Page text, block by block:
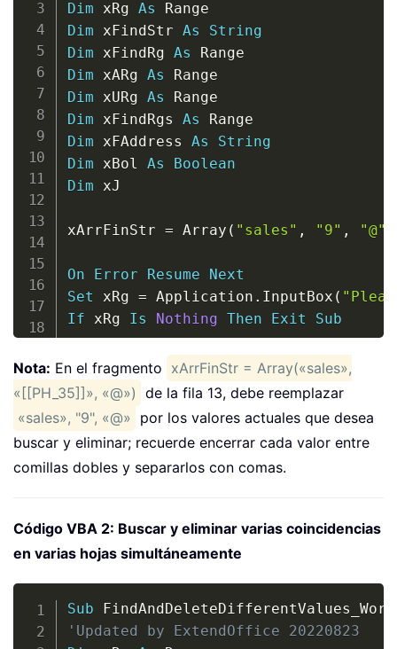
Dim xRg As
Dim xFindStr As
String
Dim xFindRg As
Dim xARg As
Dim xURg As
Dim xFindRgs As
Dim xFAddress As
String
Dim xBol As
Boolean
Dim xJ
xArrFinStr = Array ( "sales" , "9" , "@"
On Error Resume
Next
Set xRg = Application . InputBox (
If xRg Is Nothing Then Exit Sub
xBol =
False
For
Each xARg In xRg.Areas
xFindRg
Set xFindRgs
Set xURg = Application .Intersect
For Each xFindRg In xURg
xFindRg . Text
                xBol
If xFindRgs
Set xFindRgs =
Else
Set xFindRgs
Nota: En el fragmento xArrFinStr = Array(«sales»,
«[[PH_35]]», «@») de la fila 13, debe reemplazar
«sales», "9", «@» por los valores actuales que desea
buscar y eliminar; recuerde encerrar cada valor entre
comillas dobles y separarlos con comas.
Código VBA 2: Buscar y eliminar varias coincidencias
en varias hojas simultáneamente
Sub
'Updated by ExtendOffice 20220823
Copy